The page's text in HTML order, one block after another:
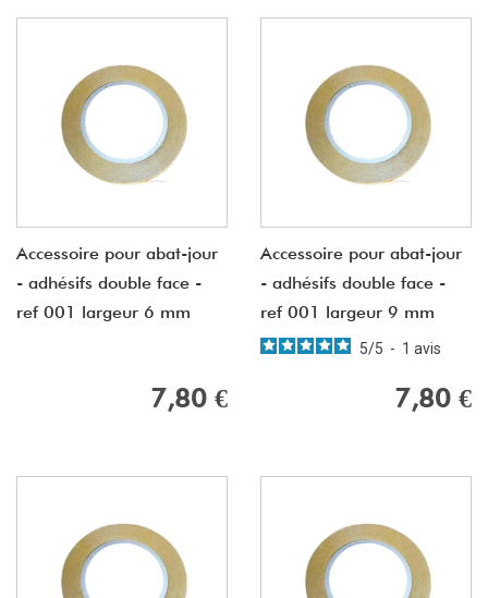
Accessoire pour abat-jour
- adhésifs double face -
ref 001 largeur 6 mm
7,80 €
Accessoire pour abat-jour
- adhésifs double face -
ref 001 largeur 9 mm
5/5 - 1 avis
7,80 €